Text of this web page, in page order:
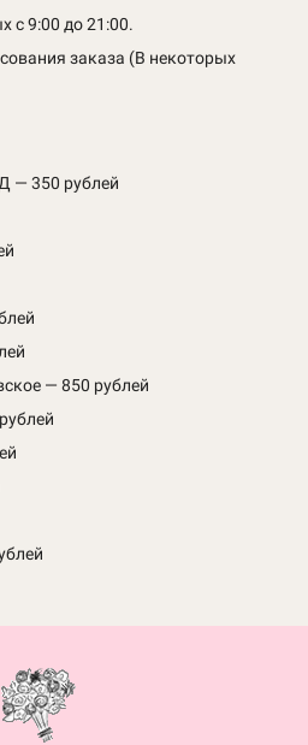
с 9:00 до 21:00.
заказа (В некоторых
— 350 рублей
— 850 рублей